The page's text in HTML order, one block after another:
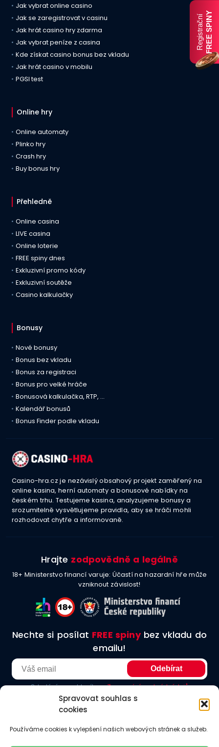
Spravovat souhlas s
cookies
Používáme cookies k vylepšení našich webových stránek a služeb.
RegistračníFREE SPINY
Jak vybrat online casino
Jak se zaregistrovat v casinu
Jak hrát casino hry zdarma
Jak vybrat peníze z casina
Kde získat casino bonus bez vkladu
Jak hrát casino v mobilu
PGSI test
Online hry
Online automaty
Plinko hry
Crash hry
Buy bonus hry
Přehledně
Online casina
LIVE casina
Online loterie
FREE spiny dnes
Exkluzivní promo kódy
Exkluzivní soutěže
Casino kalkulačky
Bonusy
Nové bonusy
Bonus bez vkladu
Bonus za registraci
Bonus pro velké hráče
Bonusová kalkulačka, RTP, …
Kalendář bonusů
Bonus Finder podle vkladu
Casino-hra.cz je nezávislý obsahový projekt zaměřený na
online kasina, herní automaty a bonusové nabídky na
českém trhu. Testujeme kasina, analyzujeme bonusy a
srozumitelně vysvětlujeme pravidla, aby se hráči mohli
rozhodovat chytře a informovaně.
Hrajte zodpovědně a legálně
18+ Ministerstvo financí varuje: Účastí na hazardní hře může
vzniknout závislost!
Nechte si posílat FREE spinybez vkladu do
emailu!
Odesláním souhlasíte seZpracování osobních údajů
Jak hodnotíme
Odkazy Kontakt